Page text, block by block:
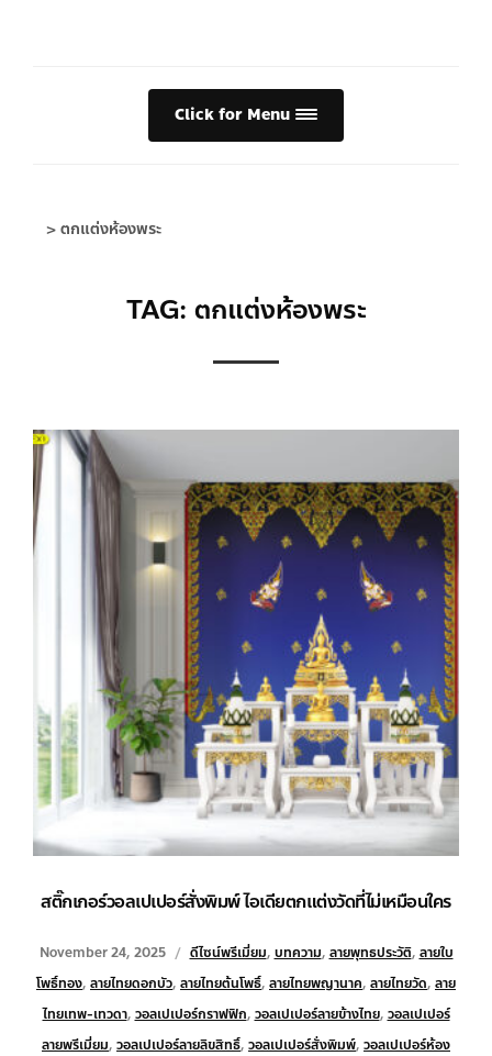
Click for Menu
>ตกแต่งห้องพระ
TAG: ตกแต่งห้องพระ
สติ๊กเกอร์วอลเปเปอร์สั่งพิมพ์ ไอเดียตกแต่งวัดที่ไม่เหมือนใคร
November 24, 2025 ดีไซน์พรีเมี่ยม, บทความ, ลายพุทธประวัติ, ลายใบ
โพธิ์ทอง, ลายไทยดอกบัว, ลายไทยต้นโพธิ์, ลายไทยพญานาค, ลายไทยวัด, ลาย
ไทยเทพ-เทวดา, วอลเปเปอร์กราฟฟิก, วอลเปเปอร์ลายข้างไทย, วอลเปเปอร์
ลายพรีเมี่ยม, วอลเปเปอร์ลายลิขสิทธิ์, วอลเปเปอร์สั่งพิมพ์, วอลเปเปอร์ห้อง